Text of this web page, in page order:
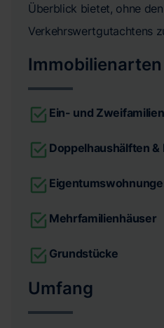
Überblick bietet, ohne
Verkehrswertgutachtens
Immobilienarten
Ein- und
Doppelhaushälften &
Mehrfamilienhäuser
Grundstücke
Umfang